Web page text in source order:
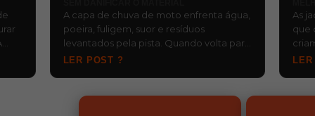
d…
A capa de chuva de moto enfrenta água,
poeira, fuligem, suor e resíduos
levantados pela pista. Quando volta para
o baú ainda molhada e fica esquecida,…
LER POST ?
As
que